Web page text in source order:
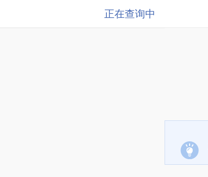
正在查询中